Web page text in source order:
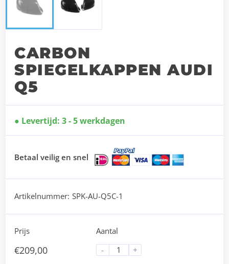
CARBON
SPIEGELKAPPEN AUDI
Q5
Levertijd: 3 - 5 werkdagen
Betaal veilig en snel
Artikelnummer: SPK-AU-Q5C-1
Prijs
€209,00
Aantal
-
+